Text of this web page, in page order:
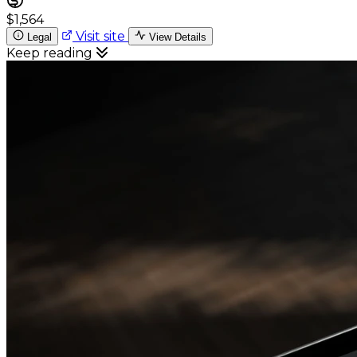
$1,564
Legal Visit site View Details
Keep reading